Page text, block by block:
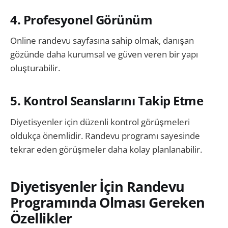
4. Profesyonel Görünüm
Online randevu sayfasına sahip olmak, danışan
gözünde daha kurumsal ve güven veren bir yapı
oluşturabilir.
5. Kontrol Seanslarını Takip Etme
Diyetisyenler için düzenli kontrol görüşmeleri
oldukça önemlidir. Randevu programı sayesinde
tekrar eden görüşmeler daha kolay planlanabilir.
Diyetisyenler İçin Randevu
Programında Olması Gereken
Özellikler